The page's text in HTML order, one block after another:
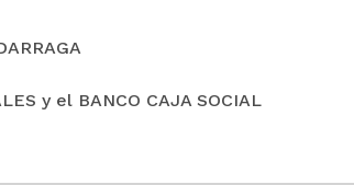
y el BANCO CAJA SOCIAL